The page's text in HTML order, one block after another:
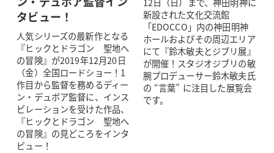
タビュー！
人気シリーズの最新作となる
『ヒックとドラゴン 聖地へ
の冒険』が2019年12月20日
（金）全国ロードショー！1
作目から監督を務めるディー
ン・デュボア監督に、インス
ピレーションを受けた作品、
『ヒックとドラゴン 聖地へ
の冒険』の見どころをインタ
ビュー！
12日（日）まで、神田明神に
新設された文化交流館
「EDOCCO」内の神田明神
ホールおよびその周辺エリア
にて『鈴木敏夫とジブリ展』
が開催！スタジオジブリの敏
腕プロデューサー鈴木敏夫氏
の “言葉” に注目した展覧会
です。